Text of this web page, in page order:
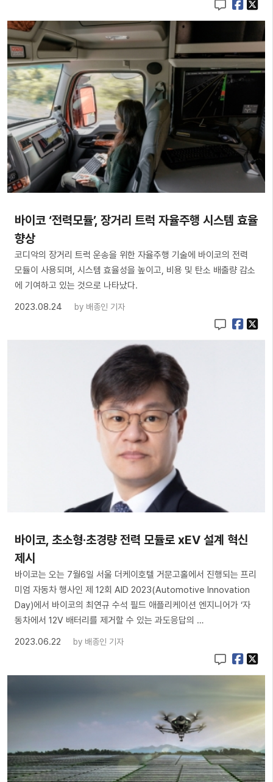
바이코 ‘전력모듈’, 장거리 트럭 자율주행 시스템 효율
향상
코디악의 장거리 트럭 운송을 위한 자율주행 기술에 바이코의 전력
모듈이 사용되며, 시스템 효율성을 높이고, 비용 및 탄소 배출량 감소
에 기여하고 있는 것으로 나타났다.
2023.08.24
by 배종인 기자
바이코, 초소형·초경량 전력 모듈로 xEV 설계 혁신
제시
바이코는 오는 7월6일 서울 더케이호텔 거문고홀에서 진행되는 프리
미엄 자동차 행사인 제 12회 AID 2023(Automotive Innovation
Day)에서 바이코의 최연규 수석 필드 애플리케이션 엔지니어가 ‘자
동차에서 12V 배터리를 제거할 수 있는 과도응답의 …
2023.06.22
by 배종인 기자